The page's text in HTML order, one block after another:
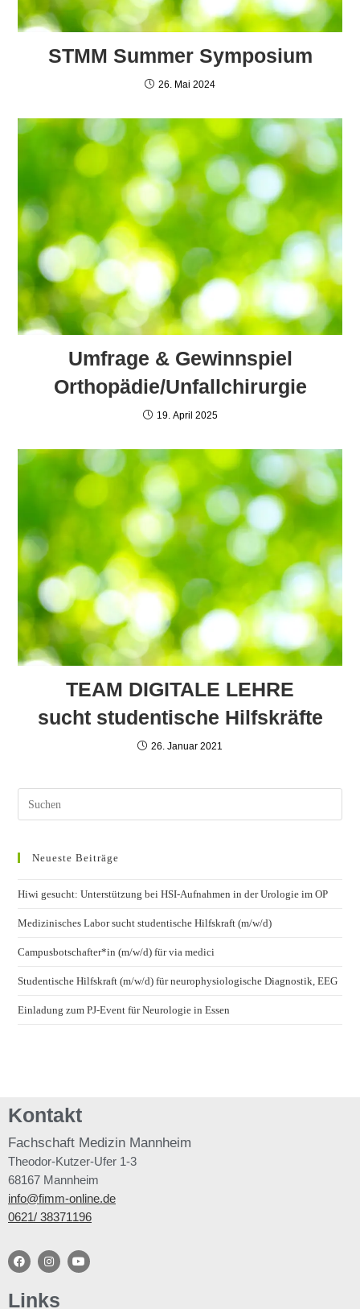
STMM Summer Symposium
26. Mai 2024
Umfrage & Gewinnspiel
Orthopädie/Unfallchirurgie
19. April 2025
TEAM DIGITALE LEHRE
sucht studentische Hilfskräfte
26. Januar 2021
Neueste Beiträge
Hiwi gesucht: Unterstützung bei HSI-Aufnahmen in der Urologie im OP
Medizinisches Labor sucht studentische Hilfskraft (m/w/d)
Campusbotschafter*in (m/w/d) für via medici
Studentische Hilfskraft (m/w/d) für neurophysiologische Diagnostik, EEG
Einladung zum PJ-Event für Neurologie in Essen
Kontakt
Fachschaft Medizin Mannheim
Theodor-Kutzer-Ufer 1-3
68167 Mannheim
info@fimm-online.de
0621/ 38371196
Links